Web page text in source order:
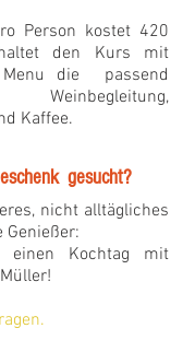
Person kostet 420
den Kurs mit
Menu die passend
Weinbegleitung,
Kaffee.
gesucht?
nicht alltägliches
Genießer:
einen Kochtag mit